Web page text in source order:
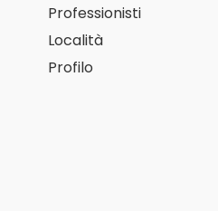
Professionisti
Località
Profilo